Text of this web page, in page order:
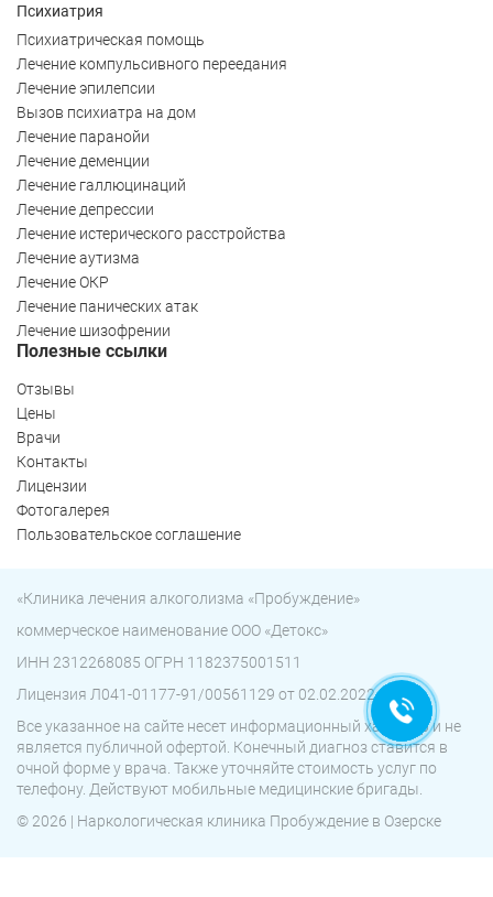
вам. Напишите мне, если у
вас появятся вопросы.
Психиатрия
Психиатрическая помощь
Лечение компульсивного переедания
Лечение эпилепсии
Вызов психиатра на дом
Лечение паранойи
Лечение деменции
Лечение галлюцинаций
Лечение депрессии
Лечение истерического расстройства
Лечение аутизма
Лечение ОКР
Лечение панических атак
Лечение шизофрении
Полезные ссылки
Отзывы
Цены
Врачи
Контакты
Лицензии
Фотогалерея
Пользовательское соглашение
«Клиника лечения алкоголизма «Пробуждение»
коммерческое наименование ООО «Детокс»
ИНН 2312268085 ОГРН 1182375001511
Лицензия Л041-01177-91/00561129 от 02.02.2022 г.
Все указанное на сайте несет информационный характер и не
является публичной офертой. Конечный диагноз ставится в
очной форме у врача. Также уточняйте стоимость услуг по
телефону. Действуют мобильные медицинские бригады.
© 2026 | Наркологическая клиника Пробуждение в Озерске